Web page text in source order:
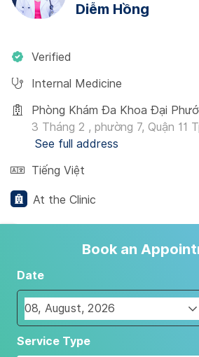
Diễm Hồng
Verified
Internal Medicine
Phòng Khám Đa Khoa Đại
3 Tháng 2 , phường 7, Quận 11
See full address
Tiếng Việt
At the Clinic
Book an
Date
Navigate
forward
Service Type